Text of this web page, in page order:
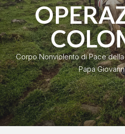
Corpo Nonviolento di Pace
Papa